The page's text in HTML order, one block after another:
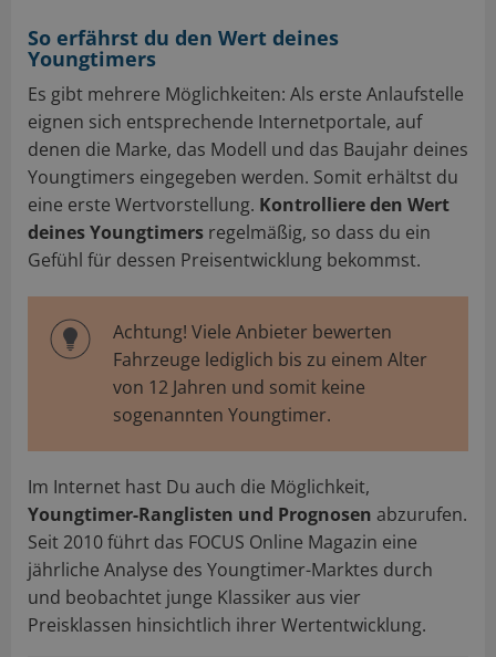
So erfährst du den Wert deines
Youngtimers
Es gibt mehrere Möglichkeiten: Als erste Anlaufstelle
eignen sich entsprechende Internetportale, auf
denen die Marke, das Modell und das Baujahr deines
Youngtimers eingegeben werden. Somit erhältst du
eine erste Wertvorstellung. Kontrolliere den Wert
deines Youngtimers regelmäßig, so dass du ein
Gefühl für dessen Preisentwicklung bekommst.
Achtung! Viele Anbieter bewerten
Fahrzeuge lediglich bis zu einem Alter
von 12 Jahren und somit keine
sogenannten Youngtimer.
Im Internet hast Du auch die Möglichkeit,
Youngtimer-Ranglisten und Prognosen abzurufen.
Seit 2010 führt das FOCUS Online Magazin eine
jährliche Analyse des Youngtimer-Marktes durch
und beobachtet junge Klassiker aus vier
Preisklassen hinsichtlich ihrer Wertentwicklung.